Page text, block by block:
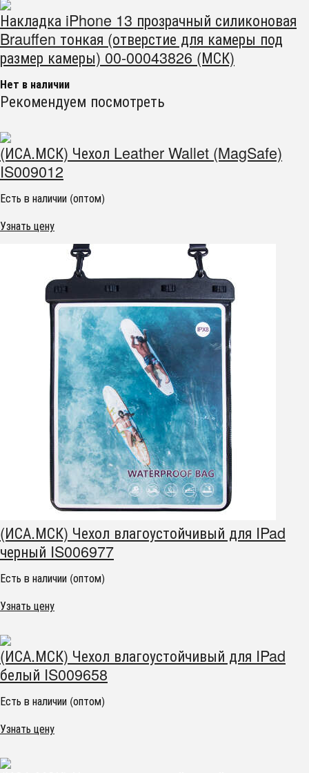
Накладка iPhone 13 прозрачный силиконовая
Brauffen тонкая (отверстие для камеры под
размер камеры) 00-00043826 (МСК)
Нет в наличии
Рекомендуем посмотреть
(ИСА.МСК) Чехол Leather Wallet (MagSafe)
IS009012
Есть в наличии (оптом)
Узнать цену
(ИСА.МСК) Чехол влагоустойчивый для IPad
черный IS006977
Есть в наличии (оптом)
Узнать цену
(ИСА.МСК) Чехол влагоустойчивый для IPad
белый IS009658
Есть в наличии (оптом)
Узнать цену